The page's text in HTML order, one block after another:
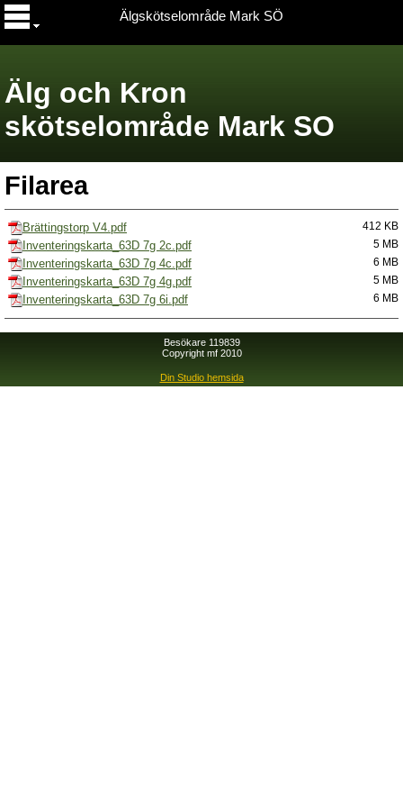
Älg och Kron
skötselområde Mark SO
Älgskötselområde Mark SÖ
Filarea
Brättingstorp V4.pdf 412 KB
Inventeringskarta_63D 7g 2c.pdf 5 MB
Inventeringskarta_63D 7g 4c.pdf 6 MB
Inventeringskarta_63D 7g 4g.pdf 5 MB
Inventeringskarta_63D 7g 6i.pdf 6 MB
Besökare 119839
Copyright mf 2010
Din Studio hemsida